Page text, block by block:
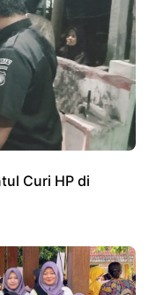
Curi HP di